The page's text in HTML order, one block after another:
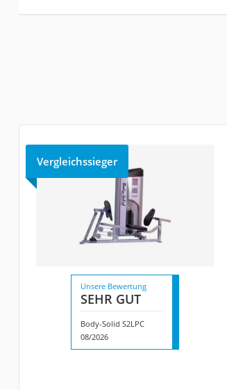
Vergleichssieger
Unsere Bewertung
SEHR GUT
Body-Solid S2LPC
08/2026